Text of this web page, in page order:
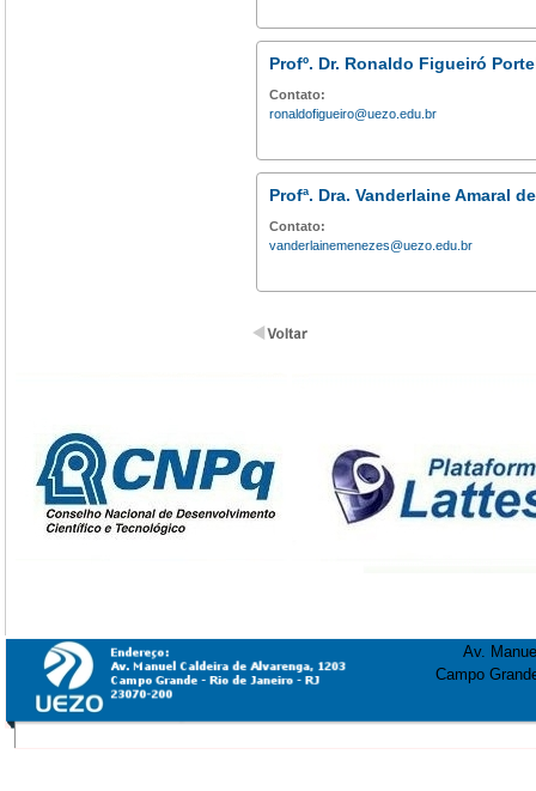
Profº. Dr. Ronaldo Figueiró
Contato:
ronaldofigueiro@uezo.edu.br
Profª. Dra. Vanderlaine Amaral
Contato:
vanderlainemenezes@uezo.edu.br
Av.
Campo